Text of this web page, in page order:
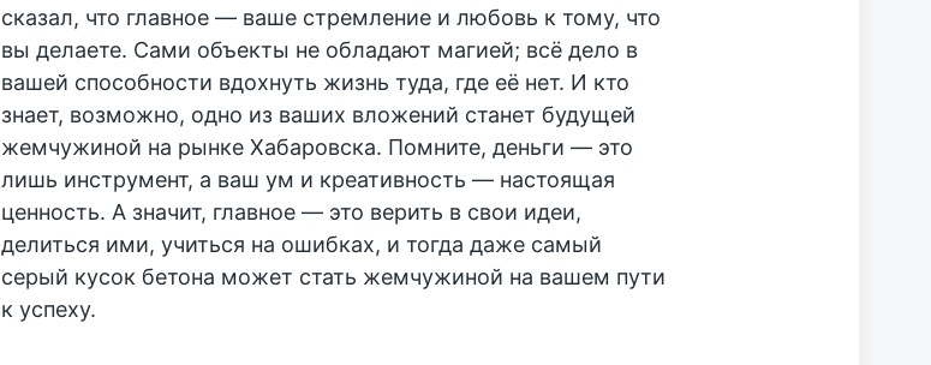
сказал, что главное — ваше стремление и любовь к тому, что
вы делаете. Сами объекты не обладают магией; всё дело в
вашей способности вдохнуть жизнь туда, где её нет. И кто
знает, возможно, одно из ваших вложений станет будущей
жемчужиной на рынке Хабаровска. Помните, деньги — это
лишь инструмент, а ваш ум и креативность — настоящая
ценность. А значит, главное — это верить в свои идеи,
делиться ими, учиться на ошибках, и тогда даже самый
серый кусок бетона может стать жемчужиной на вашем пути
к успеху.